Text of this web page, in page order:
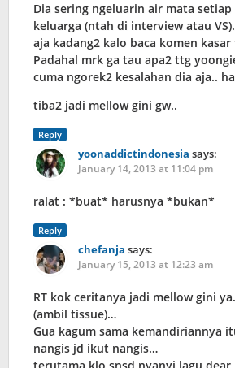
Dia sering ngeluarin air mata
keluarga (ntah di interview atau
aja kadang2 kalo baca komen
Padahal mrk ga tau apa2 ttg
cuma ngorek2 kesalahan dia aja..
tiba2 jadi mellow gini gw..
Reply
yoonaddictindonesia says:
January 14, 2013 at 11:04 pm
ralat : *buat* harusnya *bukan*
Reply
chefanja says:
January 15, 2013 at 12:23 am
RT kok ceritanya jadi mellow gini
(ambil tissue)…
Gua kagum sama kemandiriannya
nangis jd ikut nangis…